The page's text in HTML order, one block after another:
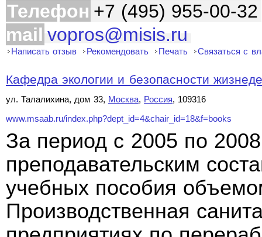
Телефон +7 (495) 955-00-32
mail vopros@misis.ru
Написать отзыв Рекомендовать Печать Связаться с
Кафедра экологии и безопасности
ул. Талалихина, дом 33, Москва, Россия, 109316
www.msaab.ru/index.php?dept_id=4&chair_id=18&f=books
За период с 2005 по
преподавательским
учебных пособия
Производственная